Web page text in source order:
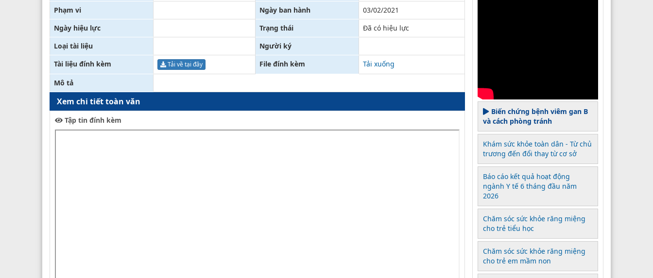
Khác
Xử lý kiến nghị - Khiếu nại tố cáo
Phạm vi
Ngày ban hành
03/02/2021
Ngày hiệu lực
Trạng thái
Đã có hiệu lực
Loại tài liệu
Người ký
Tài liệu đính kèm
Tải về tại đây File đính kèm Tải xuống
Mô tả
Xem chi tiết toàn văn
Tập tin đính kèm
Biến chứng bệnh viêm gan B
và cách phòng tránh
Khám sức khỏe toàn dân - Từ chủ
trương đến đổi thay từ cơ sở
Báo cáo kết quả hoạt động
ngành Y tế 6 tháng đầu năm
2026
Chăm sóc sức khỏe răng miệng
cho trẻ tiểu học
Chăm sóc sức khỏe răng miệng
cho trẻ em mầm non